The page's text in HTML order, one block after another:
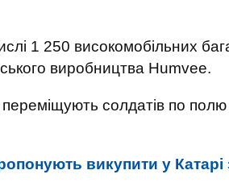
1 250 високомобільних
виробництва Humvee.
солдатів по полю
викупити у Катарі